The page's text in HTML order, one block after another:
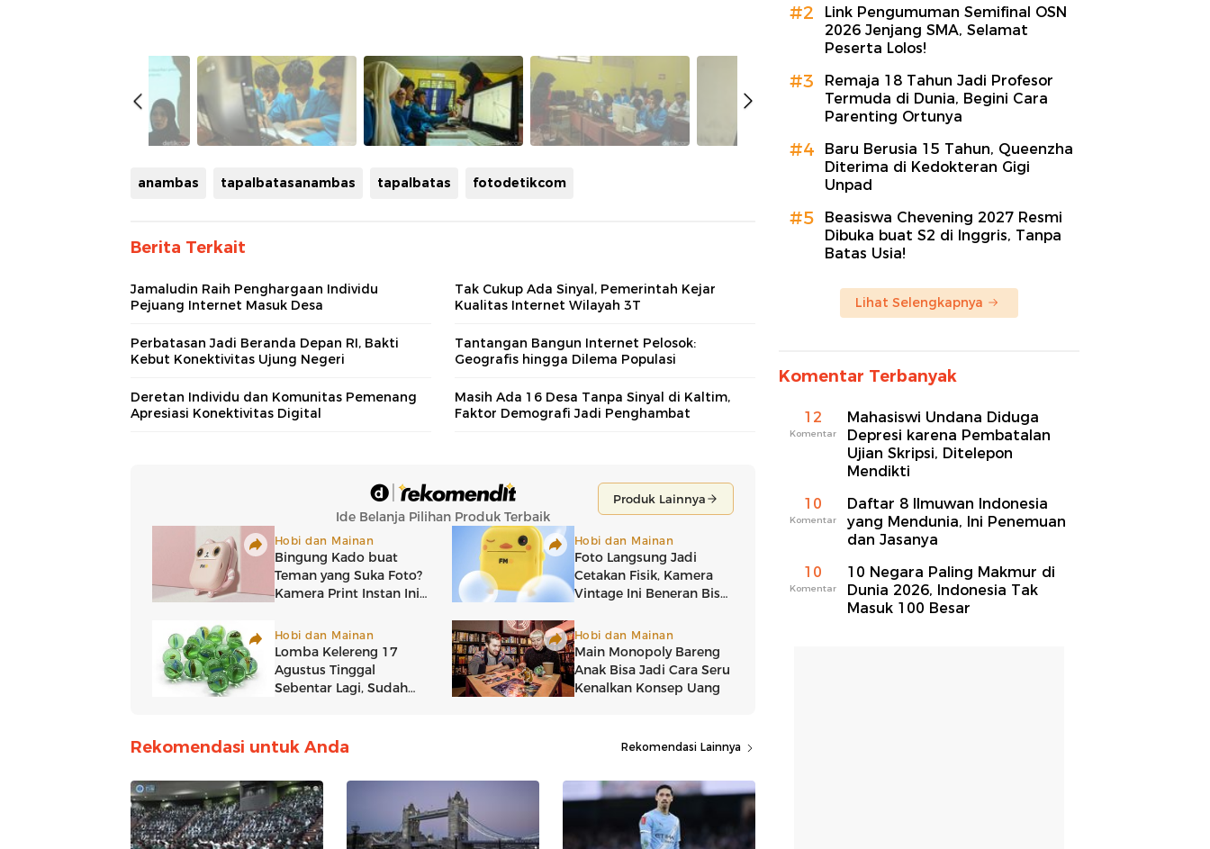
anambas tapalbatasanambas tapalbatas fotodetikcom
Berita Terkait
Jamaludin Raih Penghargaan Individu
Pejuang Internet Masuk Desa
Tak Cukup Ada Sinyal, Pemerintah Kejar
Kualitas Internet Wilayah 3T
Perbatasan Jadi Beranda Depan RI, Bakti
Kebut Konektivitas Ujung Negeri
Tantangan Bangun Internet Pelosok:
Geografis hingga Dilema Populasi
Deretan Individu dan Komunitas Pemenang
Apresiasi Konektivitas Digital
Masih Ada 16 Desa Tanpa Sinyal di Kaltim,
Faktor Demografi Jadi Penghambat
Rekomendasi untuk Anda Rekomendasi Lainnya
#2
Link Pengumuman Semifinal OSN
2026 Jenjang SMA, Selamat
Peserta Lolos!
#3
Remaja 18 Tahun Jadi Profesor
Termuda di Dunia, Begini Cara
Parenting Ortunya
#4
Baru Berusia 15 Tahun, Queenzha
Diterima di Kedokteran Gigi
Unpad
#5
Beasiswa Chevening 2027 Resmi
Dibuka buat S2 di Inggris, Tanpa
Batas Usia!
Lihat Selengkapnya
Komentar Terbanyak
12
Komentar
Mahasiswi Undana Diduga
Depresi karena Pembatalan
Ujian Skripsi, Ditelepon
Mendikti
10
Komentar
Daftar 8 Ilmuwan Indonesia
yang Mendunia, Ini Penemuan
dan Jasanya
10
Komentar
10 Negara Paling Makmur di
Dunia 2026, Indonesia Tak
Masuk 100 Besar